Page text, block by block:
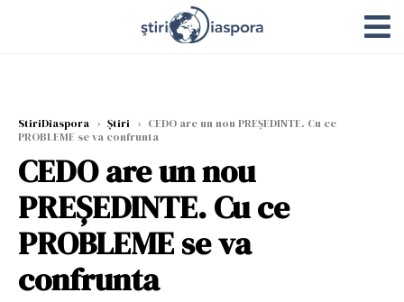
StiriDiaspora › Știri › CEDO are un nou PREȘEDINTE. Cu ce
PROBLEME se va confrunta
CEDO are un nou
PREȘEDINTE. Cu ce
PROBLEME se va
confrunta